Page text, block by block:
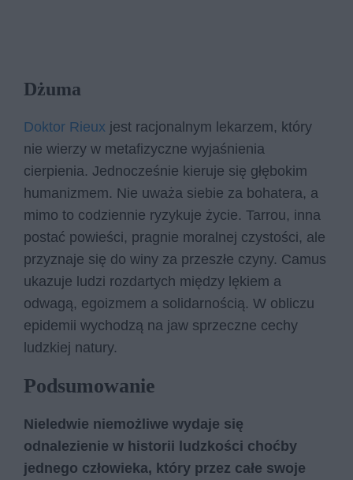
Dżuma
Doktor Rieux jest racjonalnym lekarzem, który
nie wierzy w metafizyczne wyjaśnienia
cierpienia. Jednocześnie kieruje się głębokim
humanizmem. Nie uważa siebie za bohatera, a
mimo to codziennie ryzykuje życie. Tarrou, inna
postać powieści, pragnie moralnej czystości, ale
przyznaje się do winy za przeszłe czyny. Camus
ukazuje ludzi rozdartych między lękiem a
odwagą, egoizmem a solidarnością. W obliczu
epidemii wychodzą na jaw sprzeczne cechy
ludzkiej natury.
Podsumowanie
Nieledwie niemożliwe wydaje się
odnalezienie w historii ludzkości choćby
jednego człowieka, który przez całe swoje